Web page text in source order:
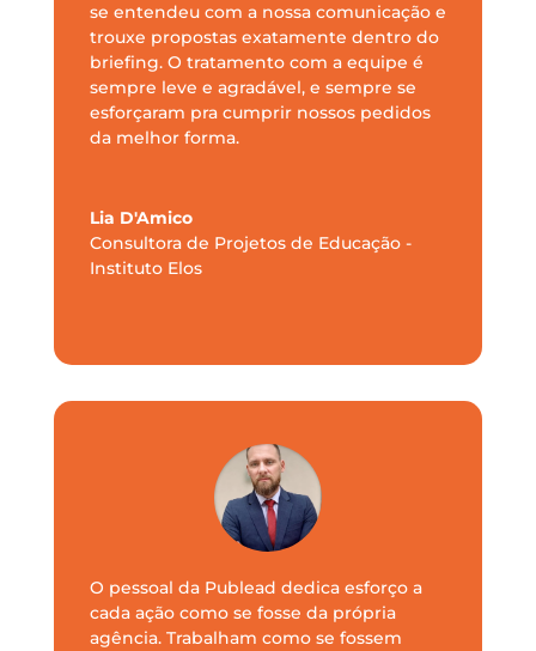
se entendeu com a nossa comunicação e
trouxe propostas exatamente dentro do
briefing. O tratamento com a equipe é
sempre leve e agradável, e sempre se
esforçaram pra cumprir nossos pedidos
da melhor forma.
Lia D'Amico
Consultora de Projetos de Educação -
Instituto Elos
O pessoal da Publead dedica esforço a
cada ação como se fosse da própria
agência. Trabalham como se fossem